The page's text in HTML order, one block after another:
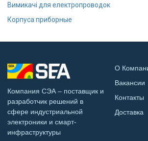
Вимикачі для електропроводок
Корпуса приборные
Компания СЭА – поставщик и
разработчик решений в
сфере индустриальной
электроники и смарт-
инфраструктуры
О
Вакансии
Контакты
Доставка